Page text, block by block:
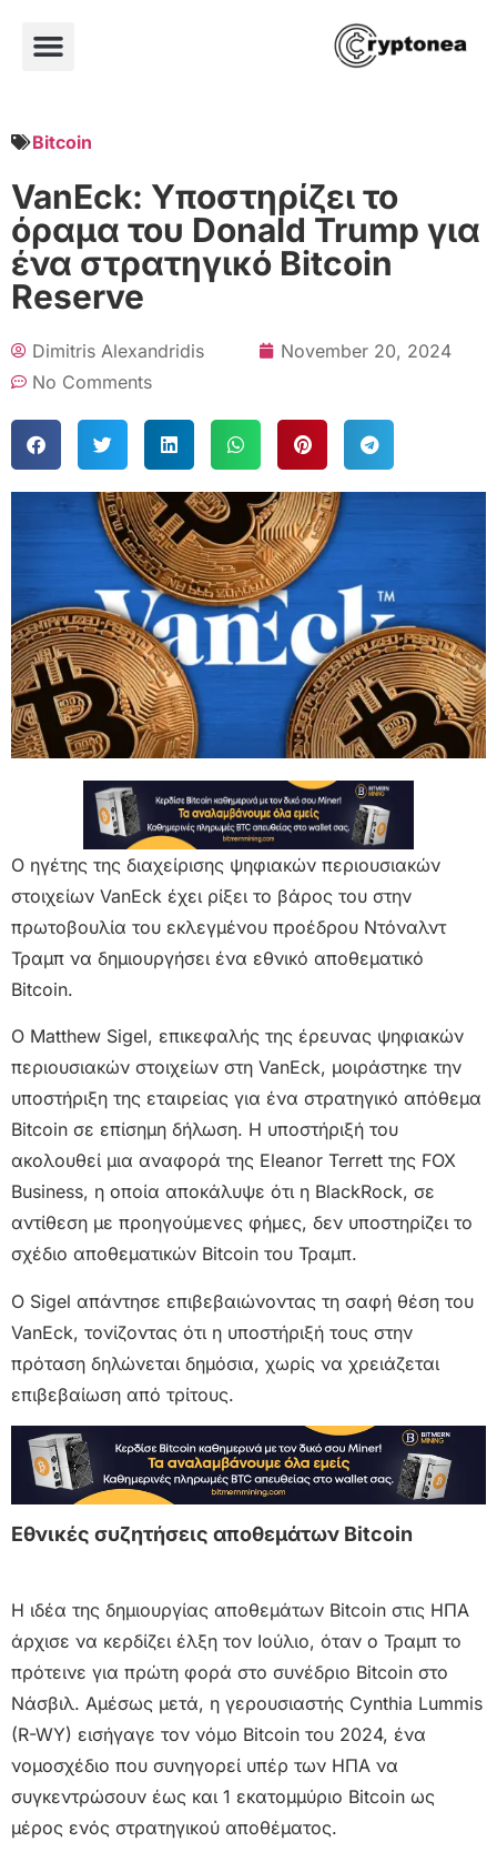
Bitcoin
VanEck: Υποστηρίζει το
όραμα του Donald Trump για
ένα στρατηγικό Bitcoin
Reserve
Dimitris Alexandridis
November 20, 2024
No Comments
Ο ηγέτης της διαχείρισης ψηφιακών περιουσιακών
στοιχείων VanEck έχει ρίξει το βάρος του στην
πρωτοβουλία του εκλεγμένου προέδρου Ντόναλντ
Τραμπ να δημιουργήσει ένα εθνικό αποθεματικό
Bitcoin.
Ο Matthew Sigel, επικεφαλής της έρευνας ψηφιακών
περιουσιακών στοιχείων στη VanEck, μοιράστηκε την
υποστήριξη της εταιρείας για ένα στρατηγικό απόθεμα
Bitcoin σε επίσημη δήλωση. Η υποστήριξή του
ακολουθεί μια αναφορά της Eleanor Terrett της FOX
Business, η οποία αποκάλυψε ότι η BlackRock, σε
αντίθεση με προηγούμενες φήμες, δεν υποστηρίζει το
σχέδιο αποθεματικών Bitcoin του Τραμπ.
Ο Sigel απάντησε επιβεβαιώνοντας τη σαφή θέση του
VanEck, τονίζοντας ότι η υποστήριξή τους στην
πρόταση δηλώνεται δημόσια, χωρίς να χρειάζεται
επιβεβαίωση από τρίτους.
Εθνικές συζητήσεις αποθεμάτων Bitcoin
Η ιδέα της δημιουργίας αποθεμάτων Bitcoin στις ΗΠΑ
άρχισε να κερδίζει έλξη τον Ιούλιο, όταν ο Τραμπ το
πρότεινε για πρώτη φορά στο συνέδριο Bitcoin στο
Νάσβιλ. Αμέσως μετά, η γερουσιαστής Cynthia Lummis
(R-WY) εισήγαγε τον νόμο Bitcoin του 2024, ένα
νομοσχέδιο που συνηγορεί υπέρ των ΗΠΑ να
συγκεντρώσουν έως και 1 εκατομμύριο Bitcoin ως
μέρος ενός στρατηγικού αποθέματος.